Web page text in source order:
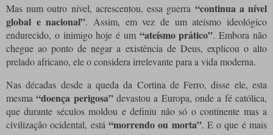
Mas num outro nível, acrescentou, essa guerra “continua a nível
global e nacional”. Assim, em vez de um ateísmo ideológico
endurecido, o inimigo hoje é um “ateísmo prático”. Embora não
chegue ao ponto de negar a existência de Deus, explicou o alto
prelado africano, ele o considera irrelevante para a vida moderna.
Nas décadas desde a queda da Cortina de Ferro, disse ele, esta
mesma“doença perigosa”devastou a Europa, onde a fé católica,
que durante séculos moldou e definiu não só o continente mas a
civilização ocidental, está “morrendo ou morta”. E o que é mais